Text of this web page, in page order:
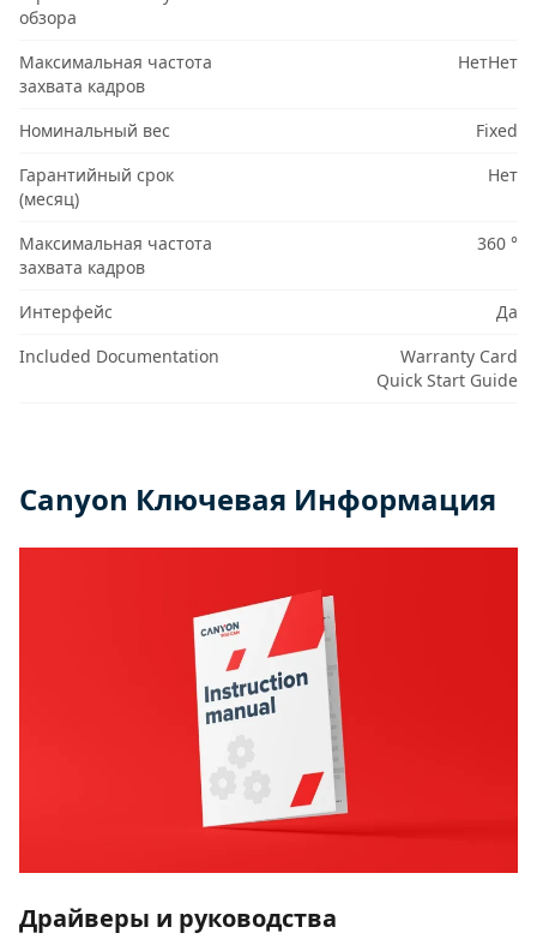
обзора
Максимальная частота
захвата кадров
НетНет
Номинальный вес
Fixed
Гарантийный срок
(месяц)
Нет
Максимальная частота
захвата кадров
360 °
Интерфейс
Да
Included Documentation
Warranty Card
Quick Start Guide
Canyon Ключевая Информация
Драйверы и руководства